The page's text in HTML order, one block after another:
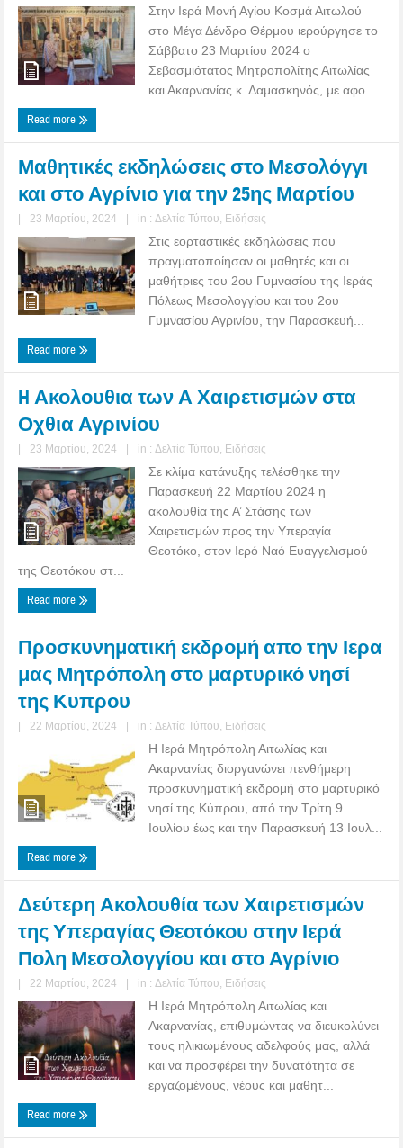
Στην Ιερά Μονή Αγίου Κοσμά Αιτωλού
στο Μέγα Δένδρο Θέρμου ιερούργησε το
Σάββατο 23 Μαρτίου 2024 ο
Σεβασμιότατος Μητροπολίτης Αιτωλίας
και Ακαρνανίας κ. Δαμασκηνός, με αφο...
Read more
Μαθητικές εκδηλώσεις στο Μεσολόγγι
και στο Αγρίνιο για την 25ης Μαρτίου
| 23 Μαρτίου, 2024 | in : Δελτία Τύπου Ειδήσεις
Στις εορταστικές εκδηλώσεις που
πραγματοποίησαν οι μαθητές και οι
μαθήτριες του 2ου Γυμνασίου της Ιεράς
Πόλεως Μεσολογγίου και του 2ου
Γυμνασίου Αγρινίου, την Παρασκευή...
Read more
H Ακολουθια των Α Χαιρετισμών στα
Οχθια Αγρινίου
| 23 Μαρτίου, 2024 | in : Δελτία Τύπου Ειδήσεις
Σε κλίμα κατάνυξης τελέσθηκε την
Παρασκευή 22 Μαρτίου 2024 η
ακολουθία της Α’ Στάσης των
Χαιρετισμών προς την Υπεραγία
Θεοτόκο, στον Ιερό Ναό Ευαγγελισμού
της Θεοτόκου στ...
Read more
Προσκυνηματική εκδρομή απο την Ιερα
μας Μητρόπολη στο μαρτυρικό νησί
της Κυπρου
| 22 Μαρτίου, 2024 | in : Δελτία Τύπου Ειδήσεις
Η Ιερά Μητρόπολη Αιτωλίας και
Ακαρνανίας διοργανώνει πενθήμερη
προσκυνηματική εκδρομή στο μαρτυρικό
νησί της Κύπρου, από την Τρίτη 9
Ιουλίου έως και την Παρασκευή 13 Ιουλ...
Read more
Δεύτερη Ακολουθία των Χαιρετισμών
της Υπεραγίας Θεοτόκου στην Ιερά
Πολη Μεσολογγίου και στο Αγρίνιο
| 22 Μαρτίου, 2024 | in : Δελτία Τύπου Ειδήσεις
Η Ιερά Μητρόπολη Αιτωλίας και
Ακαρνανίας, επιθυμώντας να διευκολύνει
τους ηλικιωμένους αδελφούς μας, αλλά
και να προσφέρει την δυνατότητα σε
εργαζομένους, νέους και μαθητ...
Read more